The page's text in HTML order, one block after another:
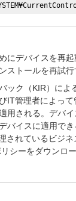
にデバイスを再起
ストールを再試行
ック（KIR）によ
IT管理者によっ
用される。デバ
バイスに適用で
されているビジネ
シーをダウンロ